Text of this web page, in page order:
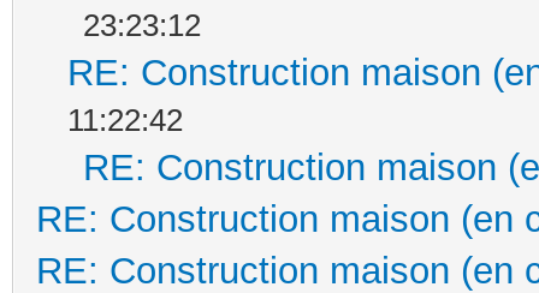
23:23:12
RE: Construction maison
11:22:42
RE: Construction maison
RE: Construction maison (en
RE: Construction maison (en